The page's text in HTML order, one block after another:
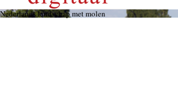
Nederlands landschap met molen